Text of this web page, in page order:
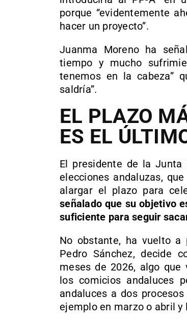
porque “evidentemente
hacer un proyecto”.
Juanma Moreno ha
tiempo y mucho
tenemos en la cabeza”
saldría”.
EL PLAZO
ES EL
El presidente de la
elecciones andaluzas,
alargar el plazo para
señalado que su objetivo
suficiente para seguir
No obstante, ha vuelto a
Pedro Sánchez, decide
meses de 2026, algo que
los comicios andaluces
andaluces a dos
ejemplo en marzo o abril y